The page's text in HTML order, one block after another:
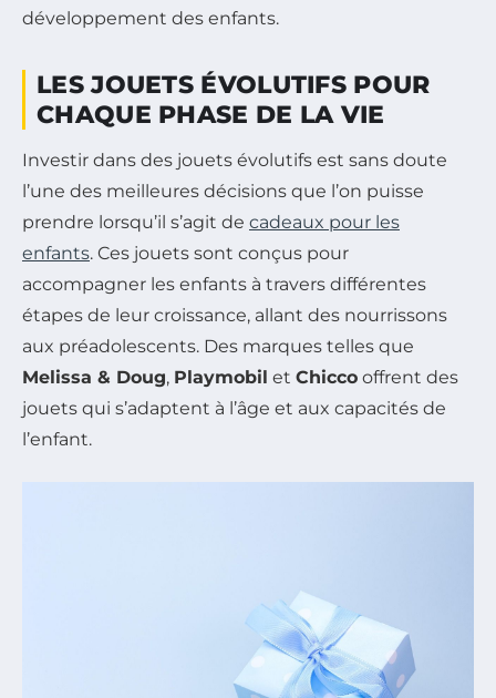
développement des enfants.
LES JOUETS ÉVOLUTIFS POUR
CHAQUE PHASE DE LA VIE
Investir dans des jouets évolutifs est sans doute
l’une des meilleures décisions que l’on puisse
prendre lorsqu’il s’agit de cadeaux pour les
enfants. Ces jouets sont conçus pour
accompagner les enfants à travers différentes
étapes de leur croissance, allant des nourrissons
aux préadolescents. Des marques telles que
Melissa & Doug, Playmobil et Chicco offrent des
jouets qui s’adaptent à l’âge et aux capacités de
l’enfant.